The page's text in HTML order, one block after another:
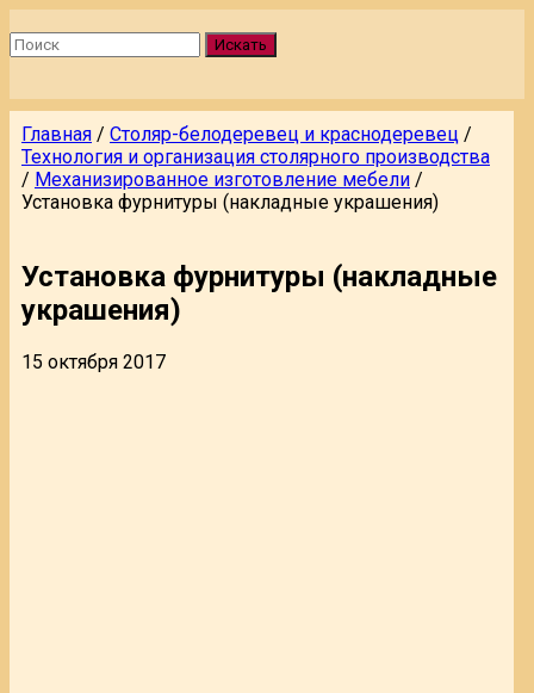
Искать
Главная / Столяр-белодеревец и краснодеревец /
Технология и организация столярного производства
/ Механизированное изготовление мебели /
Установка фурнитуры (накладные украшения)
Установка фурнитуры (накладные
украшения)
15 октября 2017